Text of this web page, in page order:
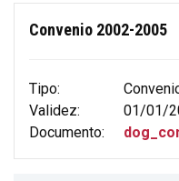
Convenio 2002-2005
Tipo:
Validez:
01/01/
Documento: